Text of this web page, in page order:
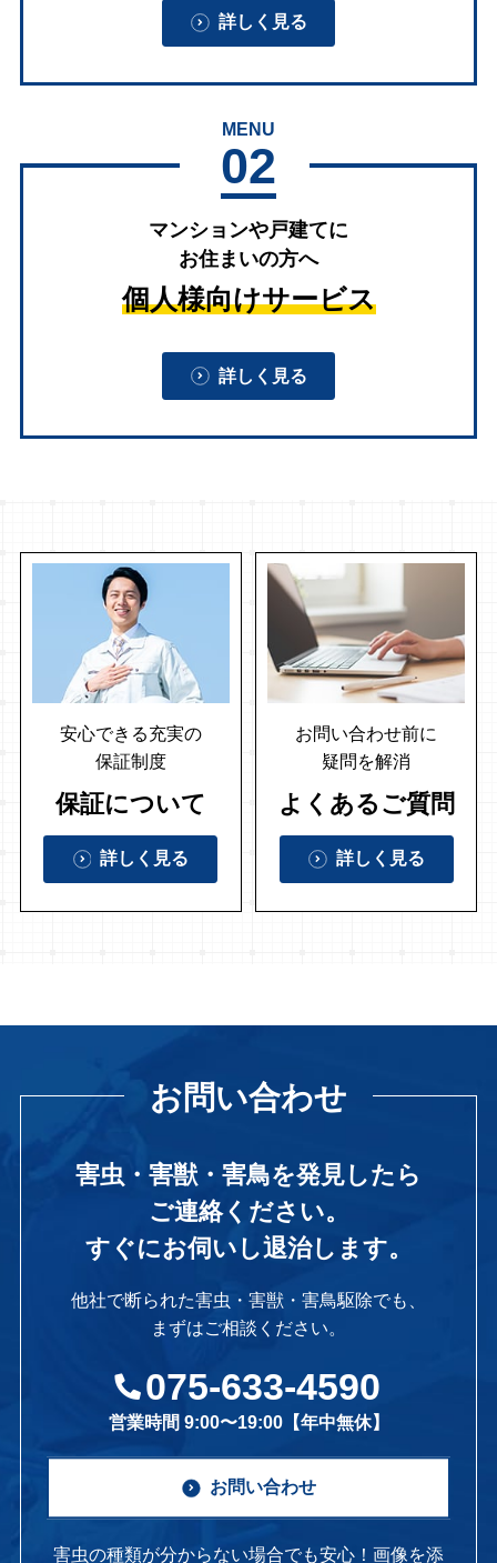
詳しく見る
MENU
02
マンションや戸建てに
お住まいの方へ
個人様向けサービス
詳しく見る
安心できる充実の
保証制度
保証について
詳しく見る
お問い合わせ前に
疑問を解消
よくあるご質問
詳しく見る
お問い合わせ
害虫・害獣・害鳥を発見したら
ご連絡ください。
すぐにお伺いし退治します。
他社で断られた害虫・害獣・害鳥駆除でも、
まずはご相談ください。
075-633-4590
営業時間 9:00〜19:00【年中無休】
お問い合わせ
害虫の種類が分からない場合でも安心！画像を添